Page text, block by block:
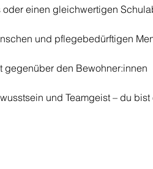
einen gleichwertigen
und pflegebedürftigen
gegenüber den Bewohner:innen
und Teamgeist – du